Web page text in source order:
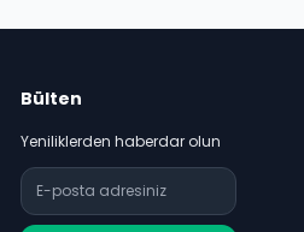
Bülten
Yeniliklerden haberdar olun